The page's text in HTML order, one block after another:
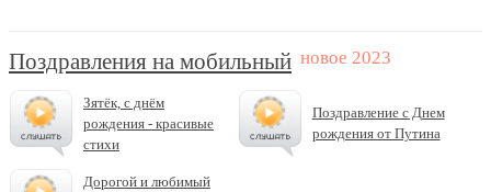
Поздравления на мобильный
Зятёк, с днём
рождения - красивые
стихи
Поздравление с Днем
рождения от Путина
Дорогой и любимый